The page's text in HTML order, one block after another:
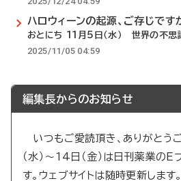
ハロウィーンの起源、ご存じです
おとにち 11月5日（水） 世界の不思
2025/11/05 04:59
編集長からのお知らせ
いつもご愛読頂き、ありがとう
（水）～14日（金）は日刊薬業のE
す。ウェブサイトは随時更新します。